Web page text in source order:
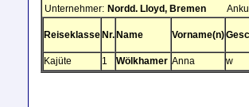
Unternehmer: Nordd. Lloyd, Bremen
Reiseklasse Nr. Name Vorname(n)
Kajüte 1 Wölkhamer Anna w